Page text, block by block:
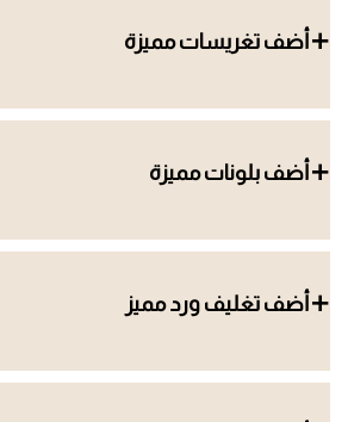
أضف تغريسات مميزة
أضف بلونات مميزة
أضف تغليف ورد مميز